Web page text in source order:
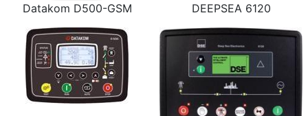
Datakom D500-GSM DEEPSEA 6120